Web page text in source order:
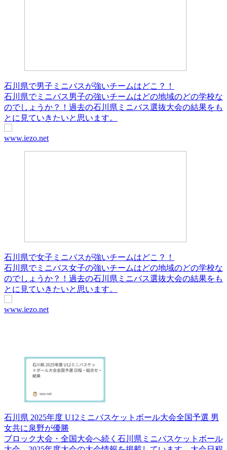
石川県で男子ミニバスが強いチームはどこ？！
石川県でミニバス男子の強いチームはどの地域のどの学校な
のでしょうか？！過去の石川県ミニバス選抜大会の結果をも
とに見ていきたいと思います。
www.iezo.net
石川県で女子ミニバスが強いチームはどこ？！
石川県でミニバス女子の強いチームはどの地域のどの学校な
のでしょうか？！過去の石川県ミニバス選抜大会の結果をも
とに見ていきたいと思います。
www.iezo.net
石川県 2025年度 U12ミニバスケットボール大会全国予選 男
女共に泉野が優勝
ブロック大会・全国大会へ続く石川県ミニバスケットボール